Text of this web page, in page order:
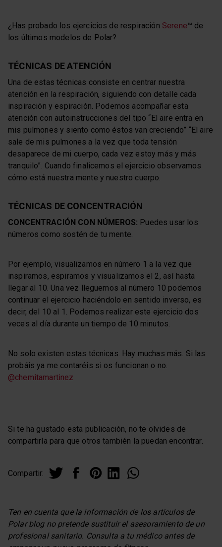
¿Has probado los ejercicios de respiración Serene™ de
los últimos modelos de Polar?
TÉCNICAS DE ATENCIÓN
Una de estas técnicas consiste en centrar nuestra
atención en la respiración, siguiendo con detalle cada
inspiración y espiración. Podemos acompañar esta
atención con autoinstrucciones del tipo “El aire entra en
mis pulmones y siento como éstos van creciendo” “El aire
sale de mis pulmones a la vez que toda tensión
desaparece de mi cuerpo, cada vez estoy más y más
tranquilo”. Cuando finalicemos el ejercicio observamos
cómo está nuestra mente y nuestro cuerpo.
TÉCNICAS DE CONCENTRACIÓN
CONCENTRACIÓN CON NÚMEROS: Puedes usar los
números como sostén de tu mente.
Por ejemplo, visualizamos en número 1 a la vez que
inspiramos, espiramos y visualizamos el 2, así hasta
llegar al 10. Una vez lleguemos al número 10 podemos
continuar el ejercicio haciéndolo en sentido inverso, es
decir, del 10 al 1. Podemos realizar este ejercicio dos
veces al día durante un tiempo de 10 minutos.
No solo existen estas técnicas. Hay muchas más. Si las
probáis ya me contaréis si os funcionan o no.
@chemitamartinez
Si te ha gustado esta publicación, no te olvides de
compartirla para que otros también la puedan encontrar.
Compartir:
Ten en cuenta que la información de los artículos de
Polar blog no pretende sustituir el asesoramiento de un
profesional sanitario. Consulta a tu médico antes de